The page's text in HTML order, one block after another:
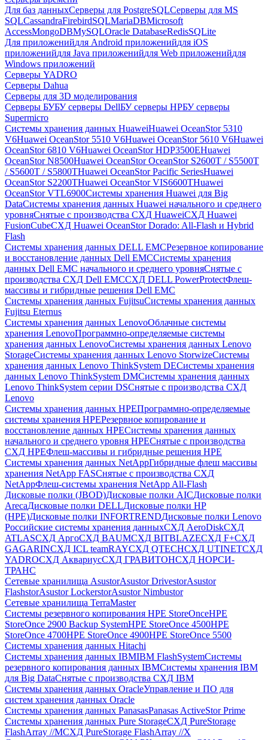
Для баз данныхСерверы для PostgreSQLСерверы для MS
SQLCassandraFirebirdSQLMariaDBMicrosoft
AccessMongoDBMySQLOracle DatabaseRedisSQLite
Для приложенийдля Android приложенийдля iOS
приложенийдля Java приложенийдля Web приложенийдля
Windows приложений
Серверы YADRO
Серверы Dahua
Серверы для 3D моделирования
Серверы БУБУ серверы DellБУ серверы HPБУ серверы
Supermicro
Системы хранения данных HuaweiHuawei OceanStor 5310
V6Huawei OceanStor 5510 V6Huawei OceanStor 5610 V6Huawei
OceanStor 6810 V6Huawei OceanStor HDP3500EHuawei
OceanStor N8500Huawei OceanStor OceanStor S2600T / S5500T
/ S5600T / S5800THuawei OceanStor Pacific SeriesHuawei
OceanStor S2200THuawei OceanStor VIS6600THuawei
OceanStor VTL6900Системы хранения Huawei для Big
DataСистемы хранения данных Huawei начального и среднего
уровняСнятые с производства СХД HuaweiСХД Huawei
FusionCubeСХД Huawei OceanStor Dorado: All-Flash и Hybrid
Flash
Системы хранения данных DELL EMCРезервное копирование
и восстановление данных Dell EMCСистемы хранения
данных Dell EMC начального и среднего уровняСнятые с
производства СХД Dell EMCСХД DELL PowerProtectФлеш-
массивы и гибридные решения Dell EMC
Системы хранения данных FujitsuСистемы хранения данных
Fujitsu Eternus
Системы хранения данных LenovoОблачные системы
хранения LenovoПрограммно-определяемые системы
хранения данных LenovoСистемы хранения данных Lenovo
StorageСистемы хранения данных Lenovo StorwizeСистемы
хранения данных Lenovo ThinkSystem DEСистемы хранения
данных Lenovo ThinkSystem DMСистемы хранения данных
Lenovo ThinkSystem серии DSСнятые с производства СХД
Lenovo
Системы хранения данных HPEПрограммно-определяемые
системы хранения HPEРезервное копирование и
восстановление данных HPEСистемы хранения данных
начального и среднего уровня HPEСнятые с производства
СХД HPEФлеш-массивы и гибридные решения HPE
Cистемы хранения данных NetAppГибридные флеш массивы
хранения NetApp FASСнятые с производства СХД
NetAppФлеш-системы хранения NetApp All-Flash
Дисковые полки (JBOD)Дисковые полки AICДисковые полки
ArecaДисковые полки DELLДисковые полки HP
(HPE)Дисковые полки INFORTRENDДисковые полки Lenovo
Российские системы хранения данныхСХД AeroDiskСХД
ATLASСХД AргоСХД BAUMСХД BITBLAZEСХД F+СХД
GAGARINСХД ICL teamRAYСХД QTECHСХД UTINETСХД
YADROСХД АквариусСХД ГРАВИТОНСХД НОРСИ-
ТРАНС
Сетевые хранилища AsustorAsustor DrivestorAsustor
FlashstorAsustor LockerstorAsustor Nimbustor
Сетевые хранилища TerraMaster
Системы резервного копирования HPE StoreOnceHPE
StoreOnce 2900 Backup SystemHPE StoreOnce 4500HPE
StoreOnce 4700HPE StoreOnce 4900HPE StoreOnce 5500
Системы хранения данных Hitachi
Системы хранения данных IBMIBM FlashSystemСистемы
резервного копирования данных IBMСистемы хранения IBM
для Big DataСнятые с производства СХД IBM
Системы хранения данных OracleУправление и ПО для
систем хранения данных Oracle
Системы хранения данных PanasasPanasas ActiveStor Prime
Системы хранения данных Pure StorageСХД PureStorage
FlashArray //MСХД PureStorage FlashArray //X